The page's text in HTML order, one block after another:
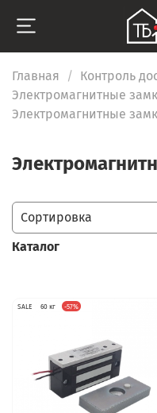
Главная
Контроль
Электромагнитные
Электромагнитные
SALE 60 кг -57%
Каталог